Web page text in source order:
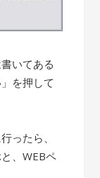
いてある
を押して
ったら、
、WEBペ